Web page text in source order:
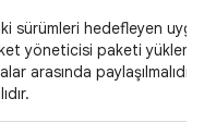
sürümleri hedefleyen
yöneticisi paketi
arasında